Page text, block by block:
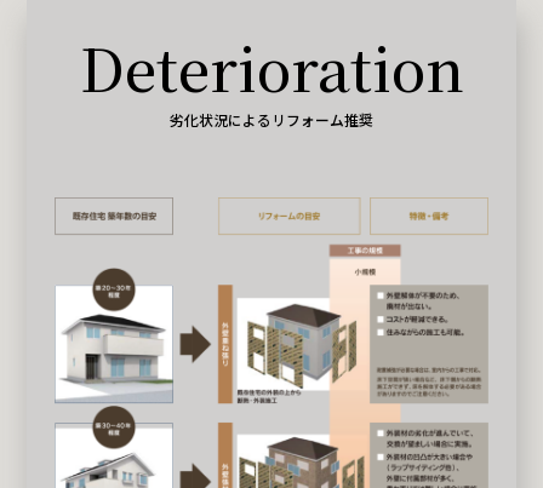
Deterioration
劣化状況によるリフォーム推奨